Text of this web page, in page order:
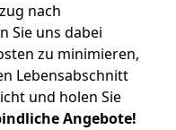
nach
Sie uns dabei
zu minimieren,
Lebensabschnitt
und holen Sie
Angebote!